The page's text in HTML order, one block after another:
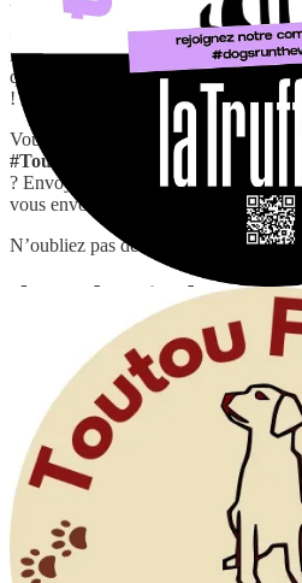
Vous avez peut-être aperçu nos
de votre commerçant préféré ? Et
monde pour qu’il devienne 100%
que vous sachiez en un seul regard où
! Et ça ne fait que commencer !
Vous voulez vous aussi contribuer à
#ToutouFriendly
? Envoyez-nous votre adresse par
vous envoie des stickers à coller près
N’oubliez pas de nous tagger dans
Ils ont besoin de vous:
du Canal !